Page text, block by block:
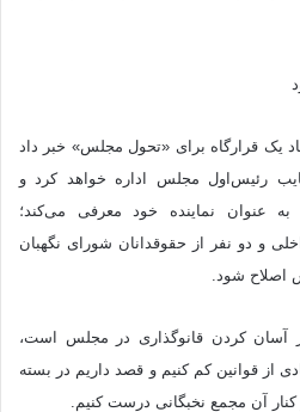
یک قرارگاه برای «تحول مجلس» خبر داد
رئیس‌‌اول مجلس اداره خواهد کرد و
عنوان نماینده خود معرفی می‌کند؛
و دو نفر از حقوقدانان شورای نگهبان
اصلاح شود.
آسان کردن قانوگذاری در مجلس است،
از قوانین کم کنیم و قصد داریم در بسته
آن مجمع نخبگانی درست کنیم.